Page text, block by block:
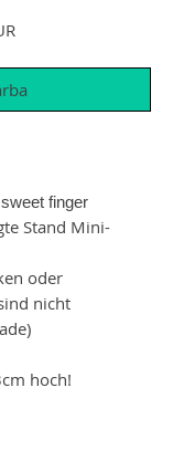
Akciós ár
finger
Stand Mini-
oder
nicht
hoch!